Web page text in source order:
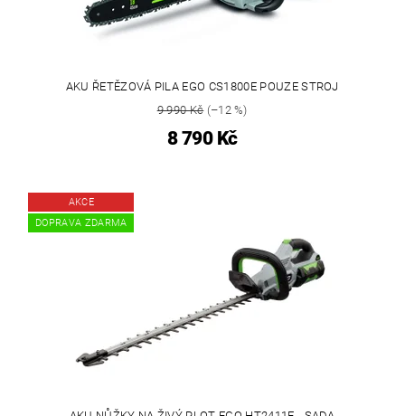
AKU ŘETĚZOVÁ PILA EGO CS1800E POUZE STROJ
9 990 Kč(–12 %)
8 790 Kč
AKCE
DOPRAVA ZDARMA